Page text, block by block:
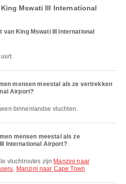
Mswati III International
van King Mswati III International
mensen meestal als ze vertrekken
Airport?
binnenlandse vluchten.
mensen meestal als ze
International Airport?
vluchtroutes zijn Manzini naar
, Manzini naar Cape Town